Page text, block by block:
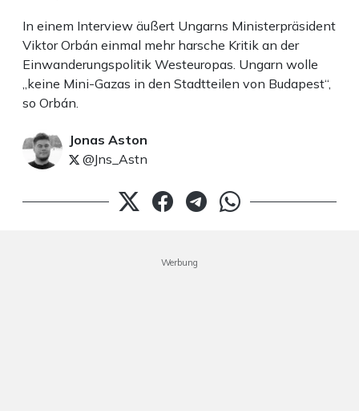
In einem Interview äußert Ungarns Ministerpräsident
Viktor Orbán einmal mehr harsche Kritik an der
Einwanderungspolitik Westeuropas. Ungarn wolle
„keine Mini-Gazas in den Stadtteilen von Budapest“,
so Orbán.
Jonas Aston
@Jns_Astn
Werbung